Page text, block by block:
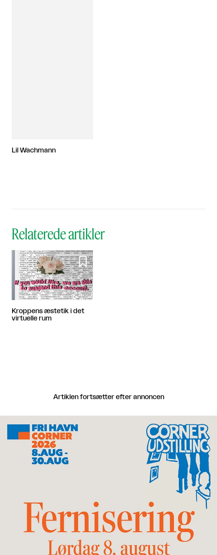
Lil Wachmann
Relaterede artikler

Kroppens æstetik i det
virtuelle rum
Artiklen fortsætter efter annoncen